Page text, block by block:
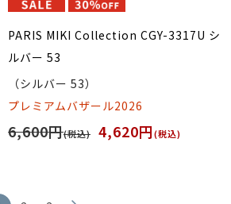
PARIS MIKI Collection CGY-3317U シ
ルバー 53
（シルバー 53）
プレミアムバザール2026
6,600円(税込) 4,620円(税込)